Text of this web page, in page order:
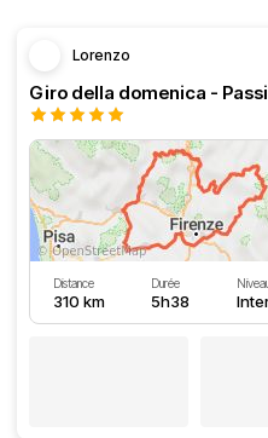
Lorenzo
Distance
310 km
Durée
5h38